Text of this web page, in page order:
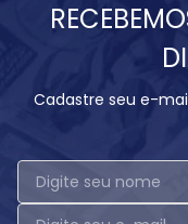
Cadastre seu e-